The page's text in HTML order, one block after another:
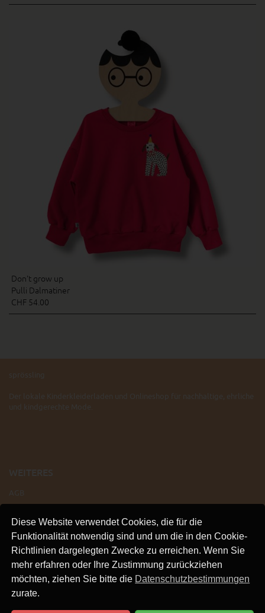
Diese Website verwendet Cookies, die für die
Funktionalität notwendig sind und um die in den Cookie-
Richtlinien dargelegten Zwecke zu erreichen. Wenn Sie
mehr erfahren oder Ihre Zustimmung zurückziehen
möchten, ziehen Sie bitte die Datenschutzbestimmungen
zurate.
Don't grow up
Pulli Dalmatiner
CHF 54.00
VERSAND
KONTAKT
LINKS